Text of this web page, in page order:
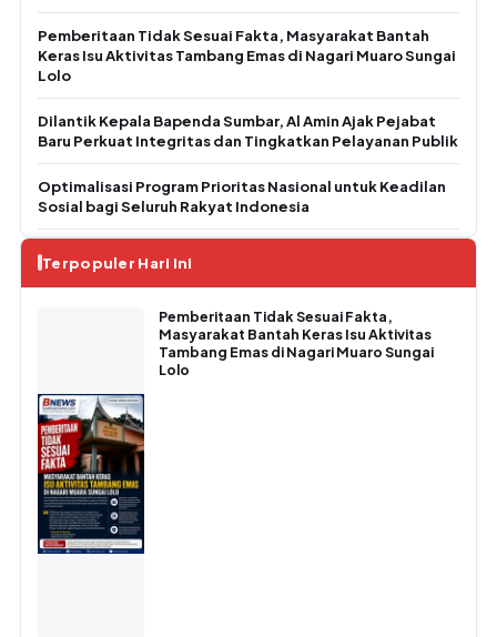
Pemberitaan Tidak Sesuai Fakta, Masyarakat Bantah
Keras Isu Aktivitas Tambang Emas di Nagari Muaro Sungai
Lolo
Dilantik Kepala Bapenda Sumbar, Al Amin Ajak Pejabat
Baru Perkuat Integritas dan Tingkatkan Pelayanan Publik
Optimalisasi Program Prioritas Nasional untuk Keadilan
Sosial bagi Seluruh Rakyat Indonesia
Terpopuler Hari Ini
Pemberitaan Tidak Sesuai Fakta,
Masyarakat Bantah Keras Isu Aktivitas
Tambang Emas di Nagari Muaro Sungai
Lolo